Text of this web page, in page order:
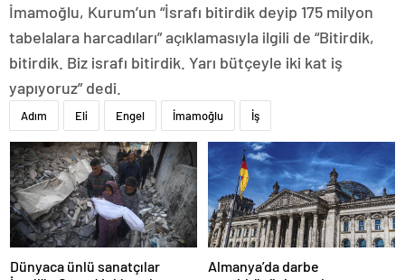
İmamoğlu, Kurum’un “İsrafı bitirdik deyip 175 milyon
tabelalara harcadıları” açıklamasıyla ilgili de “Bitirdik,
bitirdik. Biz israfı bitirdik. Yarı bütçeyle iki kat iş
yapıyoruz” dedi.
Adım Eli Engel İmamoğlu İş
Dünyaca ünlü sanatçılar
Almanya’da darbe